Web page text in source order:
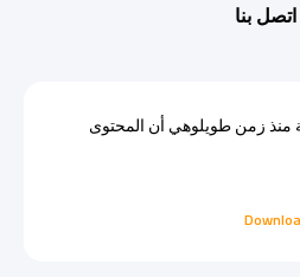
اتصل بنا
منذ زمن طويلوهي أن المحتوى